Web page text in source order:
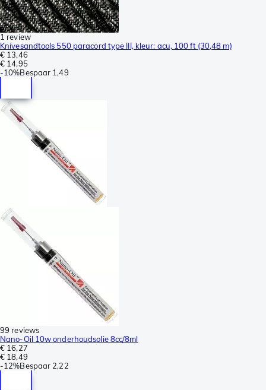
1 review
Knivesandtools 550 paracord type III, kleur: acu, 100 ft (30,48 m)
€ 13,46
€ 14,95
-10%Bespaar 1,49
99 reviews
Nano-Oil 10w onderhoudsolie 8cc/8ml
€ 16,27
€ 18,49
-12%Bespaar 2,22